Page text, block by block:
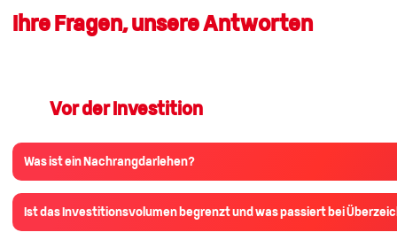
Ihre Fragen, unsere Antworten
Vor der Investition
Was ist ein Nachrangdarlehen?
Ist das Investitionsvolumen begrenzt und was passiert bei